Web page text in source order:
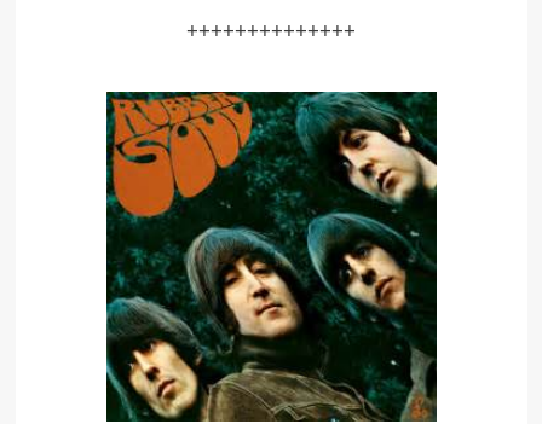
++++++++++++++